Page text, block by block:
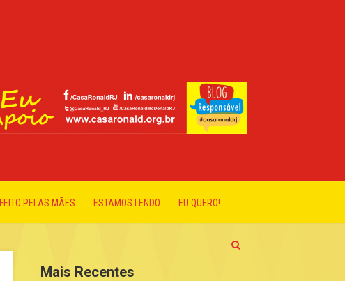
FEITO PELAS MÃES ESTAMOS LENDO EU QUERO!
Mais Recentes